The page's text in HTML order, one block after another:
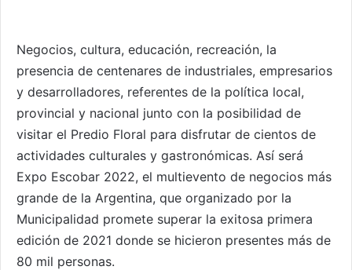
Negocios, cultura, educación, recreación, la
presencia de centenares de industriales, empresarios
y desarrolladores, referentes de la política local,
provincial y nacional junto con la posibilidad de
visitar el Predio Floral para disfrutar de cientos de
actividades culturales y gastronómicas. Así será
Expo Escobar 2022, el multievento de negocios más
grande de la Argentina, que organizado por la
Municipalidad promete superar la exitosa primera
edición de 2021 donde se hicieron presentes más de
80 mil personas.